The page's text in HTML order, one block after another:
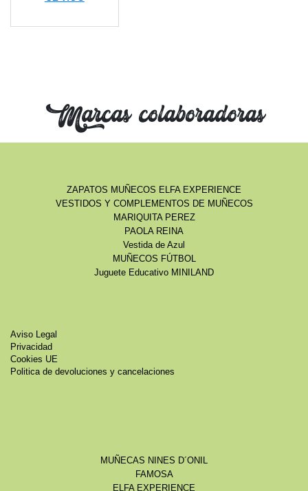
Marcas colaboradoras
ZAPATOS MUÑECOS ELFA EXPERIENCE
VESTIDOS Y COMPLEMENTOS DE MUÑECOS
MARIQUITA PEREZ
PAOLA REINA
Vestida de Azul
MUÑECOS FÚTBOL
Juguete Educativo MINILAND
Aviso Legal
Privacidad
Cookies UE
Politica de devoluciones y cancelaciones
MUÑECAS NINES D´ONIL
FAMOSA
ELFA EXPERIENCE